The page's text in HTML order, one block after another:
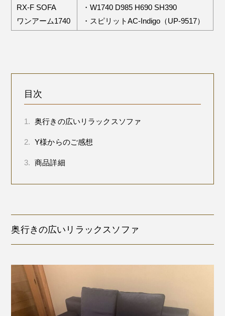
RX-F SOFA
ワンアーム1740
・W1740 D985 H690 SH390
・スピリットAC-Indigo（UP-9517）
目次
1. 奥行きの広いリラックスソファ
2. Y様からのご感想
3. 商品詳細
奥行きの広いリラックスソファ